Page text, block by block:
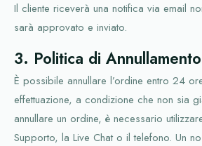
Il cliente riceverà una notifica via email
sarà approvato e inviato.
3. Politica di
È possibile annullare l’ordine entro 24
effettuazione, a condizione che non sia
annullare un ordine, è necessario
Supporto, la Live Chat o il telefono. Un